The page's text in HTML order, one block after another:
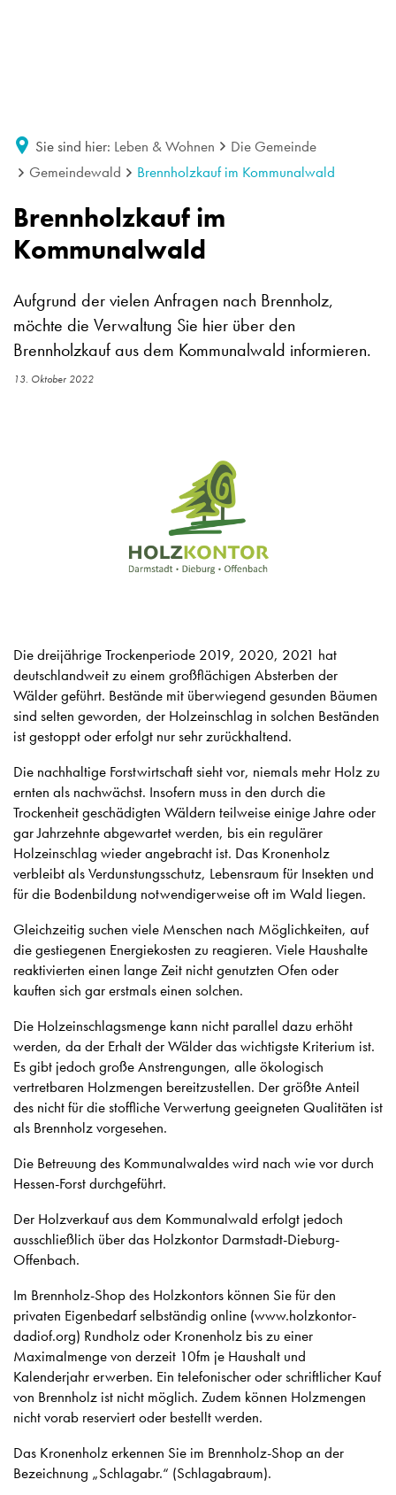
Sie sind hier: Leben & Wohnen
Die Gemeinde
Gemeindewald
Brennholzkauf im Kommunalwald
Brennholzkauf im
Kommunalwald
Aufgrund der vielen Anfragen nach Brennholz,
möchte die Verwaltung Sie hier über den
Brennholzkauf aus dem Kommunalwald informieren.
13. Oktober 2022
Die dreijährige Trockenperiode 2019, 2020, 2021 hat
deutschlandweit zu einem großflächigen Absterben der
Wälder geführt. Bestände mit überwiegend gesunden Bäumen
sind selten geworden, der Holzeinschlag in solchen Beständen
ist gestoppt oder erfolgt nur sehr zurückhaltend.
Die nachhaltige Forstwirtschaft sieht vor, niemals mehr Holz zu
ernten als nachwächst. Insofern muss in den durch die
Trockenheit geschädigten Wäldern teilweise einige Jahre oder
gar Jahrzehnte abgewartet werden, bis ein regulärer
Holzeinschlag wieder angebracht ist. Das Kronenholz
verbleibt als Verdunstungsschutz, Lebensraum für Insekten und
für die Bodenbildung notwendigerweise oft im Wald liegen.
Gleichzeitig suchen viele Menschen nach Möglichkeiten, auf
die gestiegenen Energiekosten zu reagieren. Viele Haushalte
reaktivierten einen lange Zeit nicht genutzten Ofen oder
kauften sich gar erstmals einen solchen.
Die Holzeinschlagsmenge kann nicht parallel dazu erhöht
werden, da der Erhalt der Wälder das wichtigste Kriterium ist.
Es gibt jedoch große Anstrengungen, alle ökologisch
vertretbaren Holzmengen bereitzustellen. Der größte Anteil
des nicht für die stoffliche Verwertung geeigneten Qualitäten ist
als Brennholz vorgesehen.
Die Betreuung des Kommunalwaldes wird nach wie vor durch
Hessen-Forst durchgeführt.
Der Holzverkauf aus dem Kommunalwald erfolgt jedoch
ausschließlich über das Holzkontor Darmstadt-Dieburg-
Offenbach.
Im Brennholz-Shop des Holzkontors können Sie für den
privaten Eigenbedarf selbständig online (www.holzkontor-
dadiof.org) Rundholz oder Kronenholz bis zu einer
Maximalmenge von derzeit 10fm je Haushalt und
Kalenderjahr erwerben. Ein telefonischer oder schriftlicher Kauf
von Brennholz ist nicht möglich. Zudem können Holzmengen
nicht vorab reserviert oder bestellt werden.
Das Kronenholz erkennen Sie im Brennholz-Shop an der
Bezeichnung „Schlagabr.“ (Schlagabraum).